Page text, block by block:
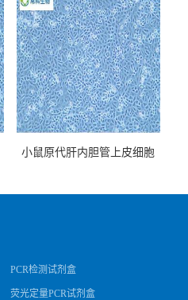
小鼠原代肝内胆管上皮细胞
PCR检测试剂盒
荧光定量PCR试剂盒